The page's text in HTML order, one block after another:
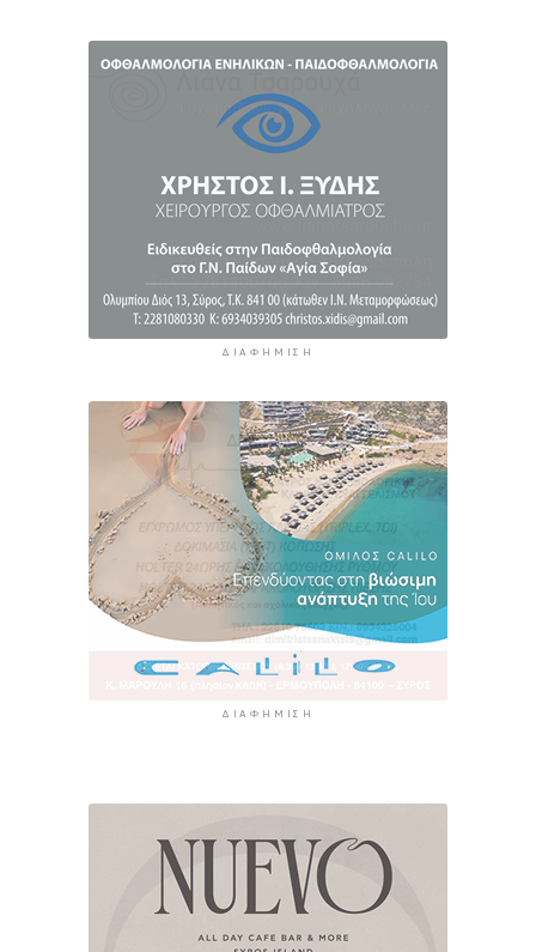
ΔΙΑΦΉΜΙΣΗ
ΔΙΑΦΉΜΙΣΗ